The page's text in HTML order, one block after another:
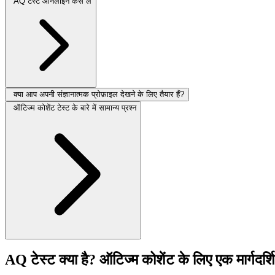
क्या आप अपनी संज्ञानात्मक प्रोफ़ाइल देखने के लिए तैयार हैं?
ऑटिज्म कोशेंट टेस्ट के बारे में सामान्य प्रश्न
AQ टेस्ट क्या है? ऑटिज्म कोशेंट के लिए एक